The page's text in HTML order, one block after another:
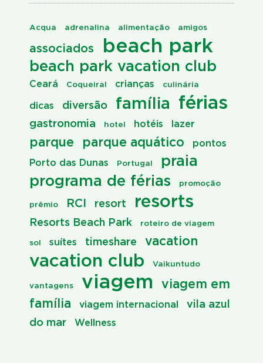
Acqua adrenalina alimentação amigos
associados beach park
beach park vacation club
Ceará Coqueiral crianças culinária
dicas diversão família férias
gastronomia hotel hotéis lazer
parque parque aquático
pontos
Porto das Dunas
Portugal
praia
programa de férias
promoção
prêmio RCI resort resorts
Resorts Beach Park roteiro de viagem
sol suítes timeshare vacation
vacation club Vaikuntudo
vantagens viagem
viagem em
família
viagem internacional
vila azul
do mar
Wellness